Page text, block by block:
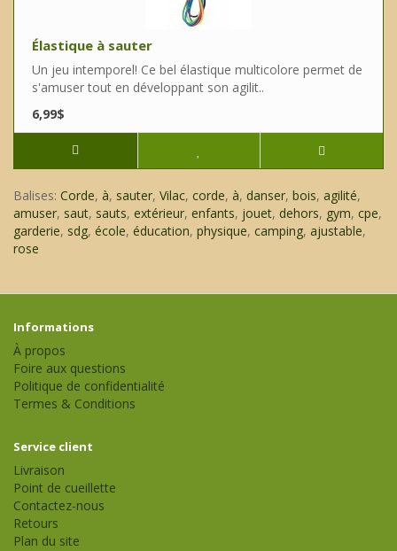
Élastique à sauter
Un jeu intemporel! Ce bel élastique multicolore permet de
s'amuser tout en développant son agilit..
6,99$
Balises: Corde, à, sauter, Vilac, corde, à, danser, bois, agilité,
amuser, saut, sauts, extérieur, enfants, jouet, dehors, gym, cpe,
garderie, sdg, école, éducation, physique, camping, ajustable,
rose
Informations
À propos
Foire aux questions
Politique de confidentialité
Termes & Conditions
Service client
Livraison
Point de cueillette
Contactez-nous
Retours
Plan du site